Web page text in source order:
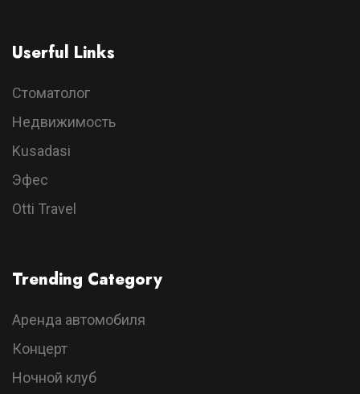
Userful Links
Стоматолог
Недвижимость
Kusadasi
Эфес
Otti Travel
Trending Category
Аренда автомобиля
Концерт
Ночной клуб